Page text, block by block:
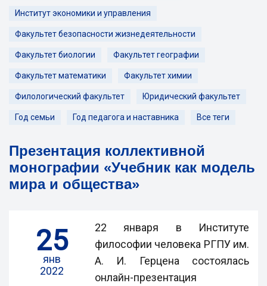
Институт экономики и управления
Факультет безопасности жизнедеятельности
Факультет биологии Факультет географии
Факультет математики Факультет химии
Филологический факультет Юридический факультет
Год семьи Год педагога и наставника Все теги
Презентация коллективной
монографии «Учебник как модель
мира и общества»
25
янв
2022
22 января в Институте
философии человека РГПУ им.
А. И. Герцена состоялась
онлайн-презентация